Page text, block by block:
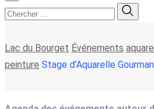
Lac du Bourget Événements
peinture Stage d’Aquarelle